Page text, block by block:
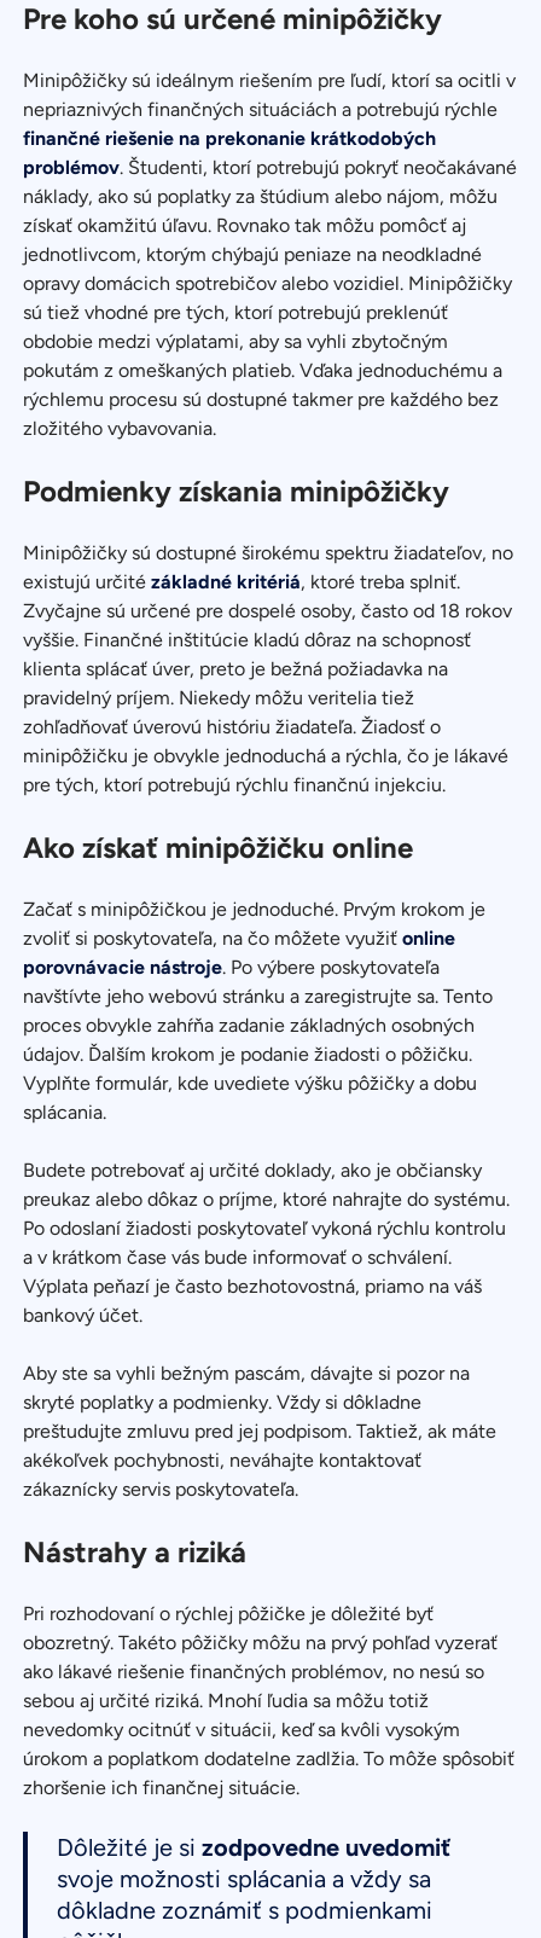
Pre koho sú určené minipôžičky
Minipôžičky sú ideálnym riešením pre ľudí, ktorí sa ocitli v
nepriaznivých finančných situáciách a potrebujú rýchle
finančné riešenie na prekonanie krátkodobých
problémov. Študenti, ktorí potrebujú pokryť neočakávané
náklady, ako sú poplatky za štúdium alebo nájom, môžu
získať okamžitú úľavu. Rovnako tak môžu pomôcť aj
jednotlivcom, ktorým chýbajú peniaze na neodkladné
opravy domácich spotrebičov alebo vozidiel. Minipôžičky
sú tiež vhodné pre tých, ktorí potrebujú preklenúť
obdobie medzi výplatami, aby sa vyhli zbytočným
pokutám z omeškaných platieb. Vďaka jednoduchému a
rýchlemu procesu sú dostupné takmer pre každého bez
zložitého vybavovania.
Podmienky získania minipôžičky
Minipôžičky sú dostupné širokému spektru žiadateľov, no
existujú určitézákladné kritériá, ktoré treba splniť.
Zvyčajne sú určené pre dospelé osoby, často od 18 rokov
vyššie. Finančné inštitúcie kladú dôraz na schopnosť
klienta splácať úver, preto je bežná požiadavka na
pravidelný príjem. Niekedy môžu veritelia tiež
zohľadňovať úverovú históriu žiadateľa. Žiadosť o
minipôžičku je obvykle jednoduchá a rýchla, čo je lákavé
pre tých, ktorí potrebujú rýchlu finančnú injekciu.
Ako získať minipôžičku online
Začať s minipôžičkou je jednoduché. Prvým krokom je
zvoliť si poskytovateľa, na čo môžete využiťonline
porovnávacie nástroje. Po výbere poskytovateľa
navštívte jeho webovú stránku a zaregistrujte sa. Tento
proces obvykle zahŕňa zadanie základných osobných
údajov. Ďalším krokom je podanie žiadosti o pôžičku.
Vyplňte formulár, kde uvediete výšku pôžičky a dobu
splácania.
Budete potrebovať aj určité doklady, ako je občiansky
preukaz alebo dôkaz o príjme, ktoré nahrajte do systému.
Po odoslaní žiadosti poskytovateľ vykoná rýchlu kontrolu
a v krátkom čase vás bude informovať o schválení.
Výplata peňazí je často bezhotovostná, priamo na váš
bankový účet.
Aby ste sa vyhli bežným pascám, dávajte si pozor na
skryté poplatky a podmienky. Vždy si dôkladne
preštudujte zmluvu pred jej podpisom. Taktiež, ak máte
akékoľvek pochybnosti, neváhajte kontaktovať
zákaznícky servis poskytovateľa.
Nástrahy a riziká
Pri rozhodovaní o rýchlej pôžičke je dôležité byť
obozretný. Takéto pôžičky môžu na prvý pohľad vyzerať
ako lákavé riešenie finančných problémov, no nesú so
sebou aj určité riziká. Mnohí ľudia sa môžu totiž
nevedomky ocitnúť v situácii, keď sa kvôli vysokým
úrokom a poplatkom dodatelne zadlžia. To môže spôsobiť
zhoršenie ich finančnej situácie.
Dôležité je sizodpovedne uvedomiť
svoje možnosti splácania a vždy sa
dôkladne zoznámiť s podmienkami